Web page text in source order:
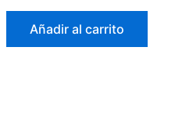
Añadir al carrito